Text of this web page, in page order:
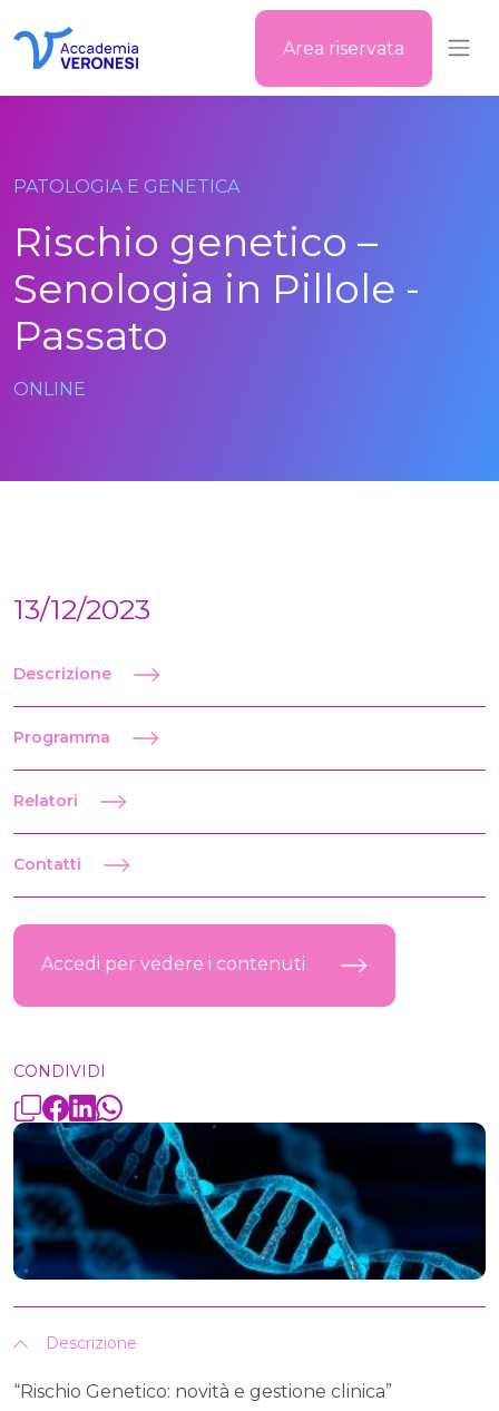
Area riservata
PATOLOGIA E GENETICA
Rischio genetico –
Senologia in Pillole -
Passato
ONLINE
13/12/2023
Descrizione
Programma
Relatori
Contatti
Accedi per vedere i contenuti
CONDIVIDI
Descrizione
“Rischio Genetico: novità e gestione clinica”